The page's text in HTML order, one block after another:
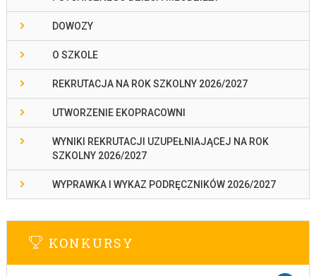
DOWOZY
O SZKOLE
REKRUTACJA NA ROK SZKOLNY 2026/2027
UTWORZENIE EKOPRACOWNI
WYNIKI REKRUTACJI UZUPEŁNIAJĄCEJ NA ROK
SZKOLNY 2026/2027
WYPRAWKA I WYKAZ PODRĘCZNIKÓW 2026/2027
KONKURSY